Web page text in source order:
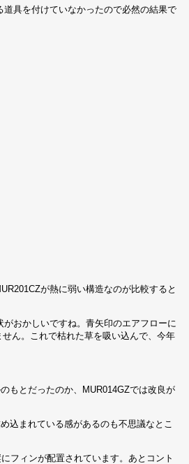
具を付けていなかったので必然の結果で
が熱に弱い構造なのが比較すると
おかしいですね。青矢印のエアフローに
ん。これで枯れた草を吸い込んで、今年
もとだったのか、MUR014GZでは改良が
込まれている感があるのも不思議なとこ
フィンが配置されています。あとコント